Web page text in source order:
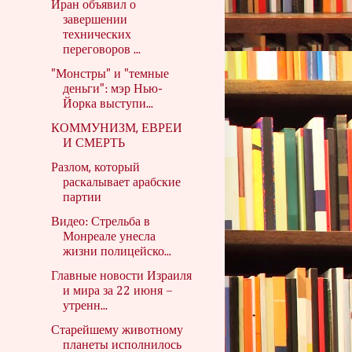
Иран объявил о
завершении
технических
переговоров ...
"Монстры" и "темные
деньги": мэр Нью-
Йорка выступи...
КОММУНИЗМ, ЕВРЕИ
И СМЕРТЬ
Разлом, который
раскалывает арабские
партии
Видео: Стрельба в
Монреале унесла
жизни полицейско...
Главные новости Израиля
и мира за 22 июня –
утренн...
Старейшему животному
планеты исполнилось